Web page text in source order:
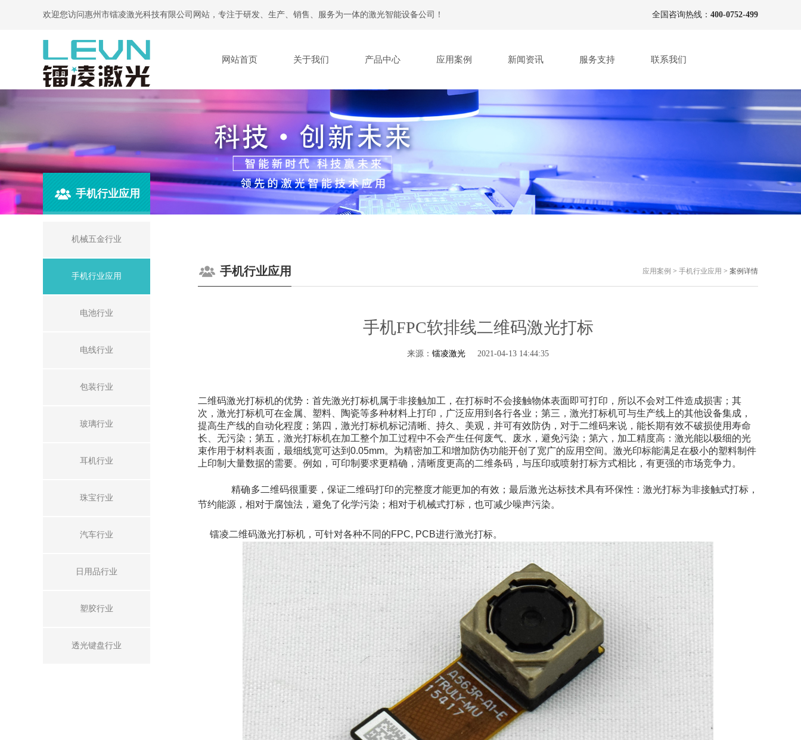
欢迎您访问惠州市镭凌激光科技有限公司网站，专注于研发、生产、销售、服务为一体的激光智能设备公司！ 全国咨询热线： 400-0752-499
网站首页 关于我们 产品中心 应用案例 新闻资讯 服务支持 联系我们
手机行业应用
机械五金行业
手机行业应用
电池行业
电线行业
包装行业
玻璃行业
耳机行业
珠宝行业
汽车行业
日用品行业
塑胶行业
透光键盘行业
手机行业应用 应用案例 > 手机行业应用 > 案例详情
手机FPC软排线二维码激光打标
来源： 镭凌激光 2021-04-13 14:44:35
二维码激光打标机的优势：首先激光打标机属于非接触加工，在打标时不会接触物体表面即可打印，所以不会对工件造成损害；其
次，激光打标机可在金属、塑料、陶瓷等多种材料上打印，广泛应用到各行各业；第三，激光打标机可与生产线上的其他设备集成，
提高生产线的自动化程度；第四，激光打标机标记清晰、持久、美观，并可有效防伪，对于二维码来说，能长期有效不破损使用寿命
长、无污染；第五，激光打标机在加工整个加工过程中不会产生任何废气、废水，避免污染；第六，加工精度高：激光能以极细的光
束作用于材料表面，最细线宽可达到0.05mm。为精密加工和增加防伪功能开创了宽广的应用空间。激光印标能满足在极小的塑料制件
上印制大量数据的需要。例如，可印制要求更精确，清晰度更高的二维条码，与压印或喷射打标方式相比，有更强的市场竞争力。
精确多二维码很重要，保证二维码打印的完整度才能更加的有效；最后激光达标技术具有环保性：激光打标为非接触式打标，
节约能源，相对于腐蚀法，避免了化学污染；相对于机械式打标，也可减少噪声污染。
镭凌二维码激光打标机，可针对各种不同的FPC, PCB进行激光打标。